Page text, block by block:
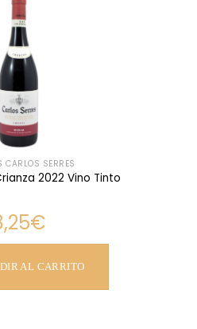
CARLOS SERRES
2022 Vino Tinto
€
AL CARRITO